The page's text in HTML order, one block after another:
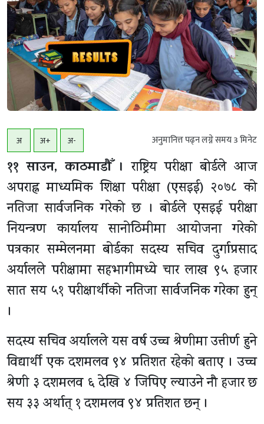
अ अ+ अ- अनुमानित्त पढ्न लग्ने समय3मिनेट
११ साउन, काठमाडाैँ । राष्ट्रिय परीक्षा बोर्डले आज
अपराह्न माध्यमिक शिक्षा परीक्षा (एसइई) २०७८ को
नतिजा सार्वजनिक गरेको छ । बोर्डले एसइई परीक्षा
नियन्त्रण कार्यालय सानोठिमीमा आयोजना गरेको
पत्रकार सम्मेलनमा बोर्डका सदस्य सचिव दुर्गाप्रसाद
अर्यालले परीक्षामा सहभागीमध्ये चार लाख ९५ हजार
सात सय ५१ परीक्षार्थीको नतिजा सार्वजनिक गरेका हुन्
।
सदस्य सचिव अर्यालले यस वर्ष उच्च श्रेणीमा उत्तीर्ण हुने
विद्यार्थी एक दशमलव ९४ प्रतिशत रहेको बताए । उच्च
श्रेणी ३ दशमलव ६ देखि ४ जिपिए ल्याउने नौ हजार छ
सय ३३ अर्थात् १ दशमलव ९४ प्रतिशत छन् ।